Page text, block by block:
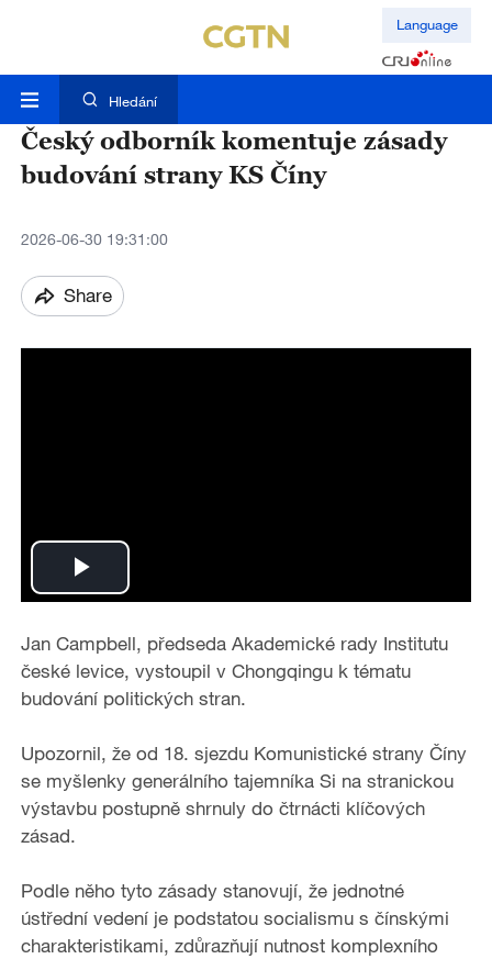
Language
Hledání
Český odborník komentuje zásady
budování strany KS Číny
2026-06-30 19:31:00
Share
P
l
a
y
V
d
e
Jan Campbell, předseda Akademické rady Institutu
české levice, vystoupil v Chongqingu k tématu
budování politických stran.
Upozornil, že od 18. sjezdu Komunistické strany Číny
se myšlenky generálního tajemníka Si na stranickou
výstavbu postupně shrnuly do čtrnácti klíčových
zásad.
Podle něho tyto zásady stanovují, že jednotné
ústřední vedení je podstatou socialismu s čínskými
charakteristikami, zdůrazňují nutnost komplexního